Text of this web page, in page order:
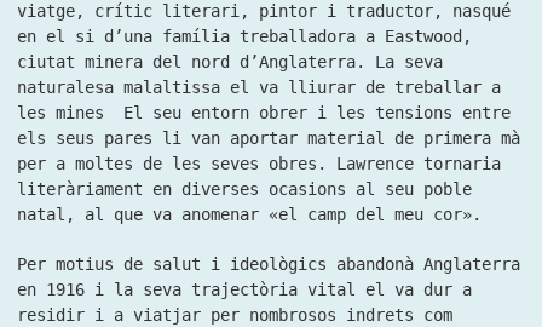
viatge, crític literari, pintor i traductor, nasqué
en el si d’una família treballadora a Eastwood,
ciutat minera del nord d’Anglaterra. La seva
naturalesa malaltissa el va lliurar de treballar a
les mines El seu entorn obrer i les tensions entre
els seus pares li van aportar material de primera mà
per a moltes de les seves obres. Lawrence tornaria
literàriament en diverses ocasions al seu poble
natal, al que va anomenar «el camp del meu cor».
Per motius de salut i ideològics abandonà Anglaterra
en 1916 i la seva trajectòria vital el va dur a
residir i a viatjar per nombrosos indrets com